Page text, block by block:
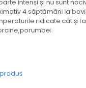
intenși și nu sunt
4 săptămâni la
ridicate cât și